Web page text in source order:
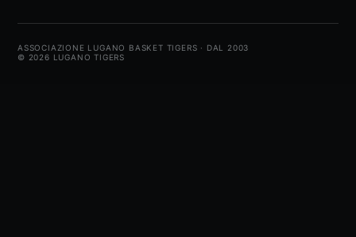
ASSOCIAZIONE LUGANO BASKET TIGERS · DAL 2003
© 2026 LUGANO TIGERS